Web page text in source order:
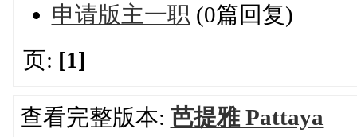
申请版主一职 (0篇回复)
页: [1]
查看完整版本: 芭提雅 Pattaya